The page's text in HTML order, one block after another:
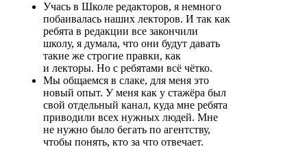
Учась в Школе редакторов, я немного
побаивалась наших лекторов. И так как
ребята в редакции все закончили
школу, я думала, что они будут давать
такие же строгие правки, как
и лекторы. Но с ребятами всё чётко.
Мы общаемся в слаке, для меня это
новый опыт. У меня как у стажёра был
свой отдельный канал, куда мне ребята
приводили всех нужных людей. Мне
не нужно было бегать по агентству,
чтобы понять, кто за что отвечает.